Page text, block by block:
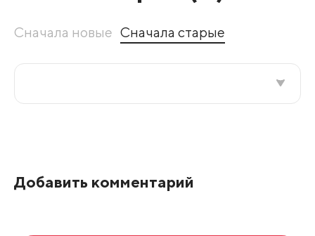
Сначала новые Сначала старые
Добавить комментарий